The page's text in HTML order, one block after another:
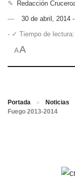
✎
Redacción
30 de abril, 2014
- ✓ Tiempo de
AA
Portada » Noticias
Fuego 2013-2014